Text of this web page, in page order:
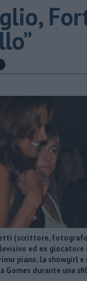
(scrittore,
ed ex giocatore
piano, la showgirl
Gomes durante una